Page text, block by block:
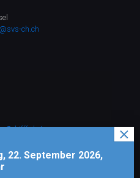
ch.ch
Schifffahrt
22. September 2026,